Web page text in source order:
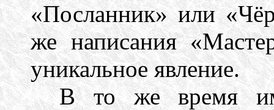
«Посланник» или
же написания
уникальное явление.
В то же время